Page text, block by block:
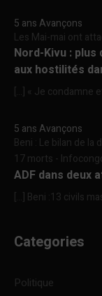
5 ans Avançons
Les Mai-mai ont
Nord-Kivu :
aux hostilités
[…] « Je condamne
5 ans Avançons
Beni : Le bilan de la
17 morts -
ADF dans deux
[…] Beni :13 civils
Categories
Politique